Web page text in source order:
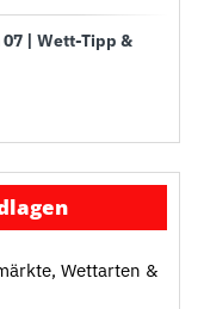
07 | Wett-Tipp &
Wettarten &